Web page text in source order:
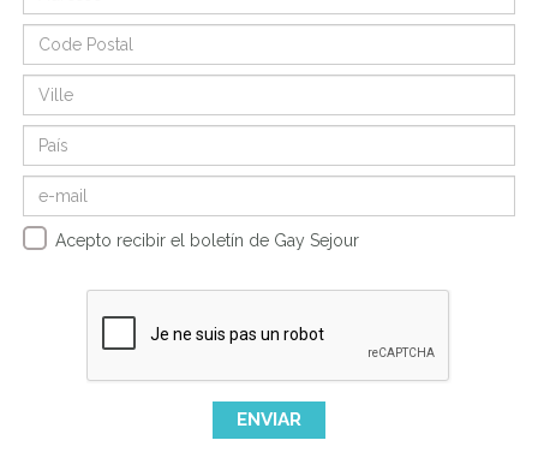
Acepto recibir el boletín de Gay Sejour
ENVIAR